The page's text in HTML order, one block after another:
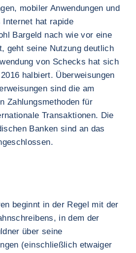
mobiler Anwendungen und
Internet hat rapide
Bargeld nach wie vor eine
geht seine Nutzung deutlich
von Schecks hat sich
halbiert. Überweisungen
sind die am
Zahlungsmethoden für
Transaktionen. Die
Banken sind an das
beginnt in der Regel mit der
in dem der
über seine
(einschließlich etwaiger